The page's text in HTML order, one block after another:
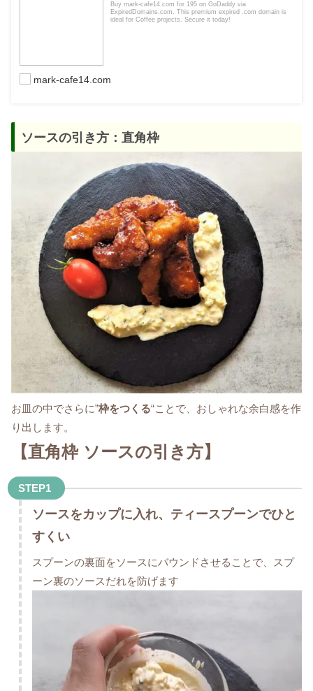
Buy mark-cafe14.com for 195 on GoDaddy via
ExpiredDomains.com. This premium expired .com domain is
ideal for Coffee projects. Secure it today!
mark-cafe14.com
ソースの引き方：直角枠
お皿の中でさらに”枠をつくる“ことで、おしゃれな余白感を作
り出します。
【直角枠 ソースの引き方】
STEP1
ソースをカップに入れ、ティースプーンでひと
すくい
スプーンの裏面をソースにバウンドさせることで、スプ
ーン裏のソースだれを防げます